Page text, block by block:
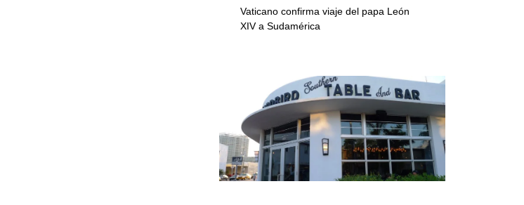
Vaticano confirma viaje del papa León
XIV a Sudamérica